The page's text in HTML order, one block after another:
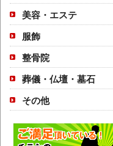
美容・エステ
服飾
整骨院
葬儀・仏壇・墓石
その他